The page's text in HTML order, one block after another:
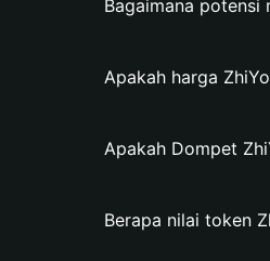
Bagaimana potensi
Apakah harga
Apakah Dompet
Berapa nilai token